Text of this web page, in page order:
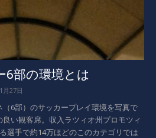
6部の環境とは
月27日
6部）のサッカープレイ環境を写真で
い観客席。収入ラツィオ州プロモツィ
選手で約14万ほどのこのカテゴリでは